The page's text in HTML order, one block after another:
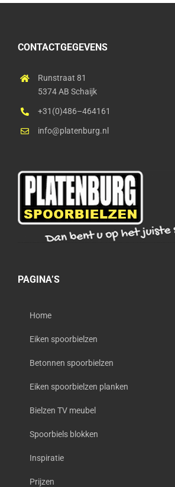
CONTACTGEGEVENS
Runstraat 81
5374 AB Schaijk
+31(0)486–464161
info@platenburg.nl
PAGINA’S
Home
Eiken spoorbielzen
Betonnen spoorbielzen
Eiken spoorbielzen planken
Bielzen TV meubel
Spoorbiels blokken
Inspiratie
Prijzen